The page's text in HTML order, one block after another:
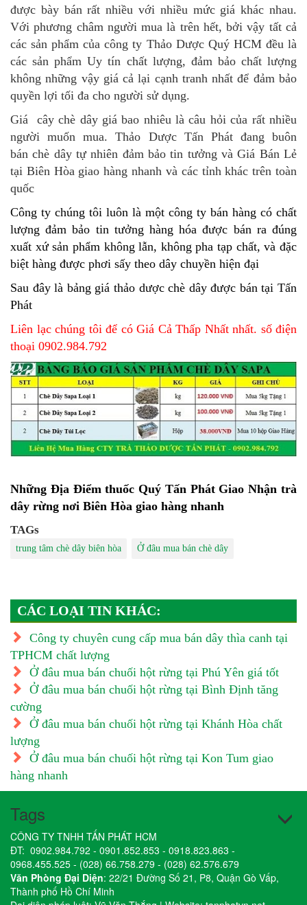
được bày bán rất nhiều với nhiều mức giá khác nhau.
Với phương châm người mua là trên hết, bởi vậy tất cả
các sản phẩm của công ty Thảo Dược Quý HCM đều là
các sản phẩm Uy tín chất lượng, đảm bảo chất lượng
không những vậy giá cả lại cạnh tranh nhất để đảm bảo
quyền lợi tối đa cho người sử dụng.
Giá cây chè dây giá bao nhiêu là câu hỏi của rất nhiều
người muốn mua. Thảo Dược Tấn Phát đang buôn
bán chè dây tự nhiên đảm bảo tin tưởng và Giá Bán Lẻ
tại Biên Hòa giao hàng nhanh và các tỉnh khác trên toàn
quốc
Công ty chúng tôi luôn là một công ty bán hàng có chất
lượng đảm bảo tin tưởng hàng hóa được bán ra đúng
xuất xứ sản phẩm không lẫn, không pha tạp chất, và đặc
biệt hàng được phơi sấy theo dây chuyền hiện đại
Sau đây là bảng giá thảo dược chè dây được bán tại Tấn
Phát
Liên lạc chúng tôi để có Giá Cả Thấp Nhất nhất. số điện
thoại 0902.984.792
Những Địa Điểm thuốc Quý Tấn Phát Giao Nhận trà
dây rừng nơi Biên Hòa giao hàng nhanh
TAGs
trung tâm chè dây biên hòa Ở đâu mua bán chè dây
CÁC LOẠI TIN KHÁC:
Công ty chuyên cung cấp mua bán dây thìa canh tại
TPHCM chất lượng
Ở đâu mua bán chuối hột rừng tại Phú Yên giá tốt
Ở đâu mua bán chuối hột rừng tại Bình Định tăng
cường
Ở đâu mua bán chuối hột rừng tại Khánh Hòa chất
lượng
Ở đâu mua bán chuối hột rừng tại Kon Tum giao
hàng nhanh
Tags
CÔNG TY TNHH TẤN PHÁT HCM
ĐT: 0902.984.792 - 0901.852.853 - 0918.823.863 -
0968.455.525 - (028) 66.758.279 - (028) 62.576.679
Văn Phòng Đại Diện: 22/21 Đường Số 21, P8, Quận Gò Vấp,
Thành phố Hồ Chí Minh